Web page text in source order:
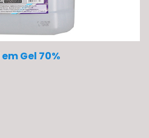
de Roupa - Quality